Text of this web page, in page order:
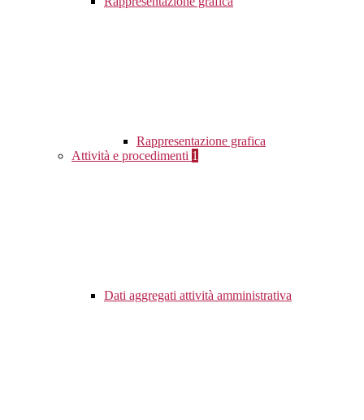
Rappresentazione grafica
Attività e procedimenti 1
Dati aggregati attività amministrativa